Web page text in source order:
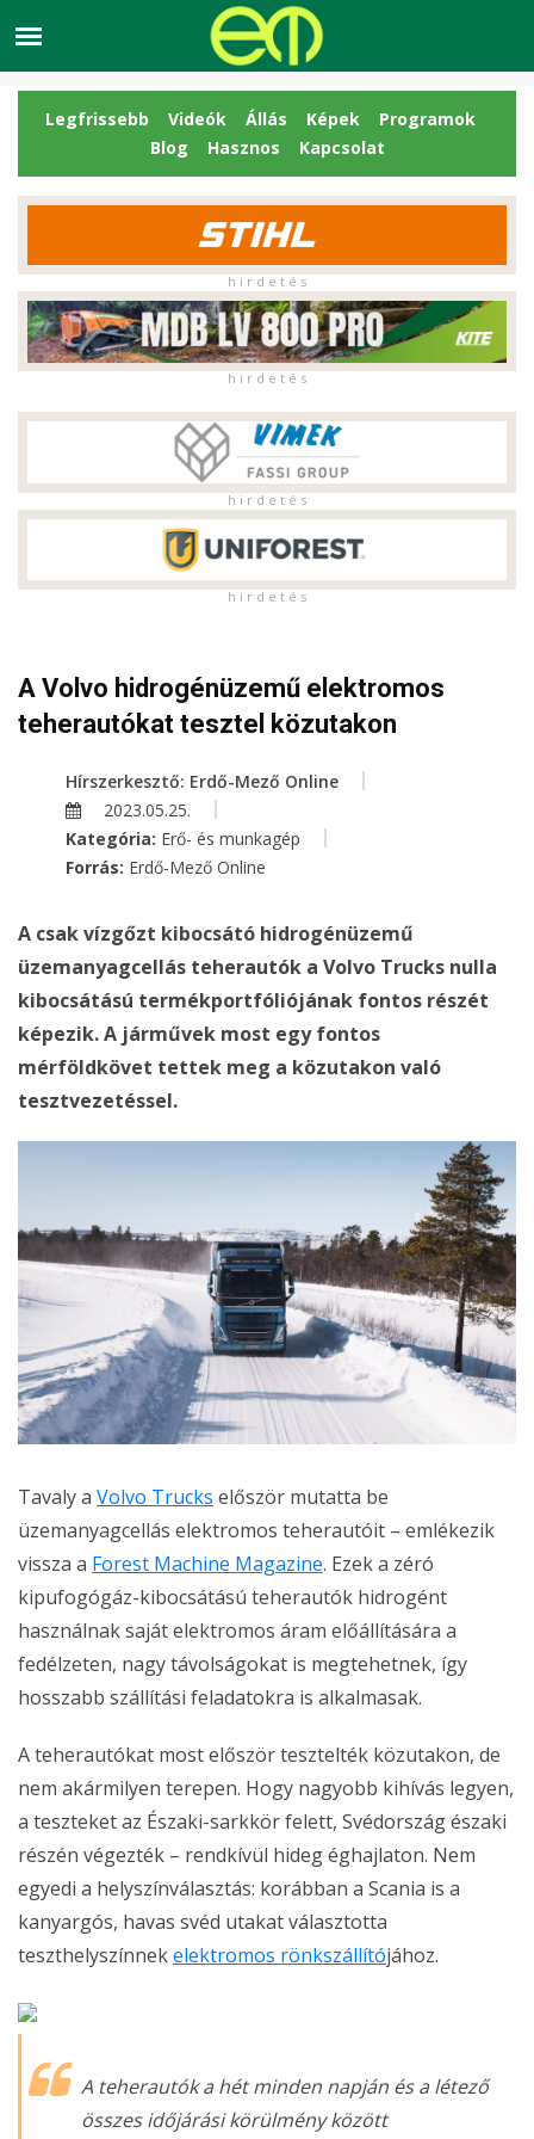
Legfrissebb Videók Állás Képek
Programok
Blog
Hasznos Kapcsolat
h i r d e t é s
h i r d e t é s
h i r d e t é s
h i r d e t é s
A Volvo hidrogénüzemű elektromos
teherautókat tesztel közutakon
Hírszerkesztő: Erdő-Mező Online
2023.05.25.
Kategória: Erő- és munkagép
Forrás: Erdő-Mező Online
A csak vízgőzt kibocsátó hidrogénüzemű
üzemanyagcellás teherautók a Volvo Trucks nulla
kibocsátású termékportfóliójának fontos részét
képezik. A járművek most egy fontos
mérföldkövet tettek meg a közutakon való
tesztvezetéssel.
Tavaly a Volvo Trucks először mutatta be
üzemanyagcellás elektromos teherautóit – emlékezik
vissza a Forest Machine Magazine. Ezek a zéró
kipufogógáz-kibocsátású teherautók hidrogént
használnak saját elektromos áram előállítására a
fedélzeten, nagy távolságokat is megtehetnek, így
hosszabb szállítási feladatokra is alkalmasak.
A teherautókat most először tesztelték közutakon, de
nem akármilyen terepen. Hogy nagyobb kihívás legyen,
a teszteket az Északi-sarkkör felett, Svédország északi
részén végezték – rendkívül hideg éghajlaton. Nem
egyedi a helyszínválasztás: korábban a Scania is a
kanyargós, havas svéd utakat választotta
teszthelyszínnekelektromos rönkszállítójához.
A teherautók a hét minden napján és a létező
összes időjárási körülmény között